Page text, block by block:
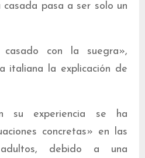
pasa a ser solo un
con la suegra»,
italiana la explicación de
su experiencia se ha
concretas» en las
debido a una